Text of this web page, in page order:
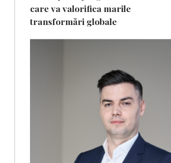
care va valorifica marile
transformări globale